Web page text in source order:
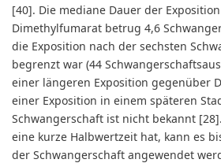
[40]. Die mediane Dauer der
Dimethylfumarat betrug 4,6
die Exposition nach der sechsten
begrenzt war (44
einer längeren Exposition gegenüber
einer Exposition in einem späteren
Schwangerschaft ist nicht bekannt
eine kurze Halbwertzeit hat, kann es
der Schwangerschaft angewendet